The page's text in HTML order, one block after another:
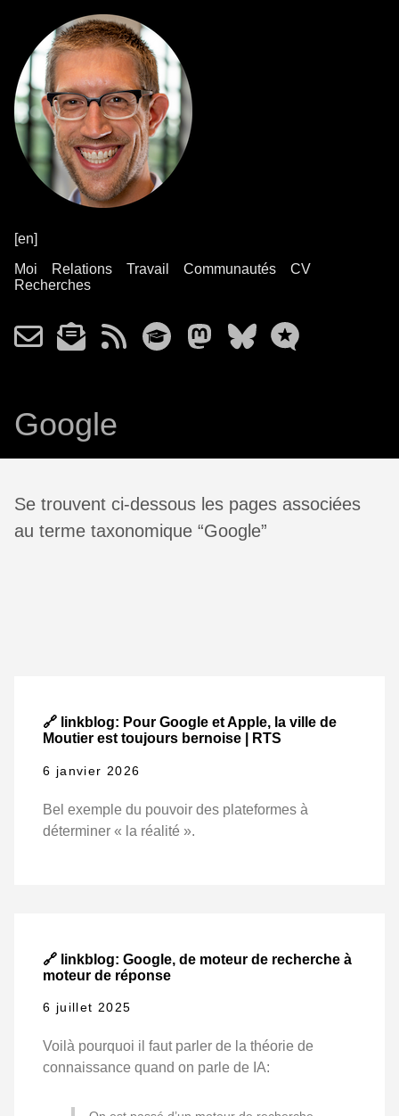
[en]
Moi
Relations Travail Communautés
CV
Recherches
Google
Se trouvent ci-dessous les pages associées
au terme taxonomique “Google”
🔗 linkblog: Pour Google et Apple, la ville de
Moutier est toujours bernoise | RTS
6 janvier 2026
Bel exemple du pouvoir des plateformes à
déterminer « la réalité ».
🔗 linkblog: Google, de moteur de recherche à
moteur de réponse
6 juillet 2025
Voilà pourquoi il faut parler de la théorie de
connaissance quand on parle de IA: